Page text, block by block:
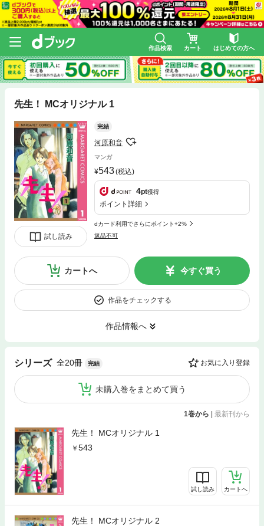
作品検索 カート はじめての方へ
先生！ MCオリジナル 1
試し読み
完結
河原和音
マンガ
543(税込)
4pt獲得
ポイント詳細
dカード利用でさらにポイント+2%
返品不可
カートへ 今すぐ買う
作品をチェックする
作品情報へ
シリーズ 全20冊 完結 お気に入り登録
未購入巻をまとめて買う
1巻から 最新刊から
先生！ MCオリジナル 1
543
試し読み カートへ
先生！ MCオリジナル 2